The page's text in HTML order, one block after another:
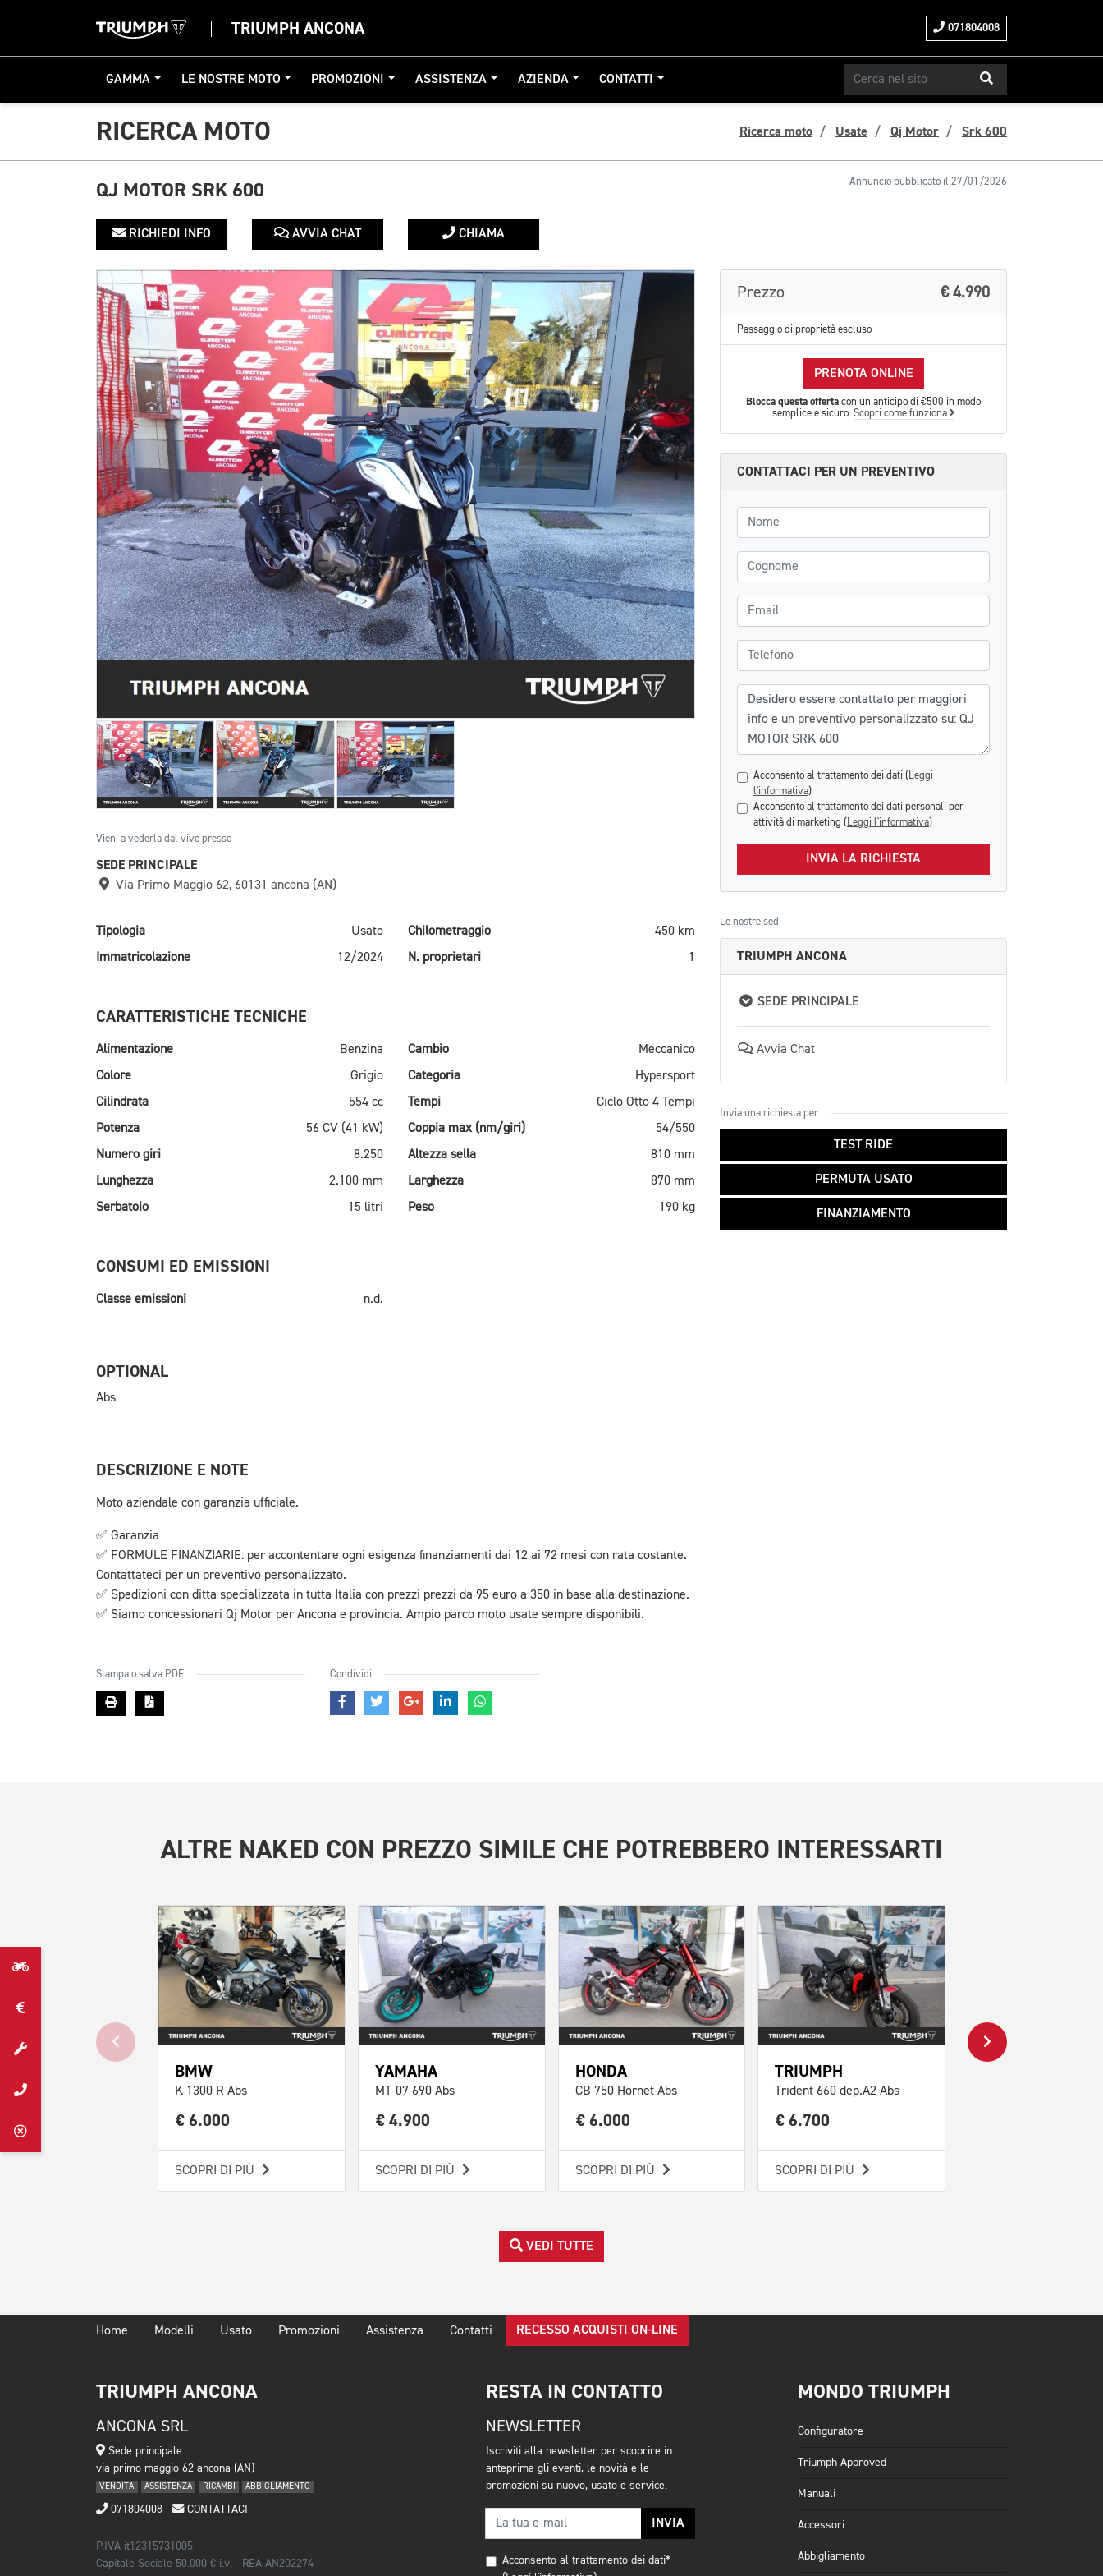
TRIUMPH ANCONA 071804008
GAMMA LE NOSTRE MOTO PROMOZIONI ASSISTENZA AZIENDA CONTATTI
RICERCA MOTO Ricerca moto Usate Qj Motor Srk 600
Annuncio pubblicato il 27/01/2026
QJ MOTOR SRK 600
RICHIEDI INFO AVVIA CHAT CHIAMA
Vieni a vederla dal vivo presso
SEDE PRINCIPALE
Via Primo Maggio 62, 60131 ancona (AN)
Tipologia Usato Chilometraggio
450 km
Immatricolazione
12/2024 N. proprietari 1
CARATTERISTICHE TECNICHE
Alimentazione Benzina Cambio
Meccanico
Colore
Grigio Categoria
Hypersport
Cilindrata
554 cc Tempi
Ciclo Otto 4 Tempi
Potenza
56 CV (41 kW) Coppia max (nm/giri)
54/550
Numero giri
8.250 Altezza sella
810 mm
Lunghezza
2.100 mm Larghezza
870 mm
Serbatoio
15 litri Peso 190 kg
CONSUMI ED EMISSIONI
Classe emissioni n.d.
OPTIONAL
Abs
DESCRIZIONE E NOTE
Moto aziendale con garanzia ufficiale.
✅ Garanzia
✅ FORMULE FINANZIARIE: per accontentare ogni esigenza finanziamenti dai 12 ai 72 mesi con rata costante.
Contattateci per un preventivo personalizzato.
✅ Spedizioni con ditta specializzata in tutta Italia con prezzi prezzi da 95 euro a 350 in base alla destinazione.
✅ Siamo concessionari Qj Motor per Ancona e provincia. Ampio parco moto usate sempre disponibili.
Prezzo € 4.990
Passaggio di proprietà escluso
PRENOTA ONLINE
Blocca questa offerta con un anticipo di €500 in modo
semplice e sicuro. Scopri come funziona
CONTATTACI PER UN PREVENTIVO
Nome
Cognome
Email
Telefono
Messaggio
Acconsento al trattamento dei dati ( Leggi
l'informativa)
Acconsento al trattamento dei dati personali per
attività di marketing ( Leggi l'informativa)
INVIA LA RICHIESTA
Le nostre sedi
TRIUMPH ANCONA
SEDE PRINCIPALE
Avvia Chat
Invia una richiesta per
TEST RIDE
PERMUTA USATO
FINANZIAMENTO
Stampa o salva PDF Condividi
ALTRE NAKED CON PREZZO SIMILE CHE POTREBBERO INTERESSARTI
BMW
K 1300 R Abs
€ 6.000
SCOPRI DI PIÙ
YAMAHA
MT-07 690 Abs
€ 4.900
SCOPRI DI PIÙ
HONDA
CB 750 Hornet Abs
€ 6.000
SCOPRI DI PIÙ
TRIUMPH
Trident 660 dep.A2 Abs
€ 6.700
SCOPRI DI PIÙ
VEDI TUTTE
Home Modelli Usato Promozioni Assistenza Contatti RECESSO ACQUISTI ON-LINE
TRIUMPH ANCONA
ANCONA SRL
Sede principale
via primo maggio 62 ancona (AN)
VENDITA ASSISTENZA RICAMBI ABBIGLIAMENTO
071804008 CONTATTACI
P.IVA it12315731005
Capitale Sociale 50.000 € i.v. - REA AN202274
RESTA IN CONTATTO
NEWSLETTER
Iscriviti alla newsletter per scoprire in
anteprima gli eventi, le novità e le
promozioni su nuovo, usato e service.
INVIA
Acconsento al trattamento dei dati*
MONDO TRIUMPH
Configuratore
Triumph Approved
Manuali
Accessori
Abbigliamento